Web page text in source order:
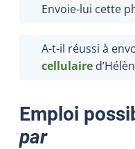
Envoie-lui cette
A-t-il réussi à
cellulaire
Emploi
par